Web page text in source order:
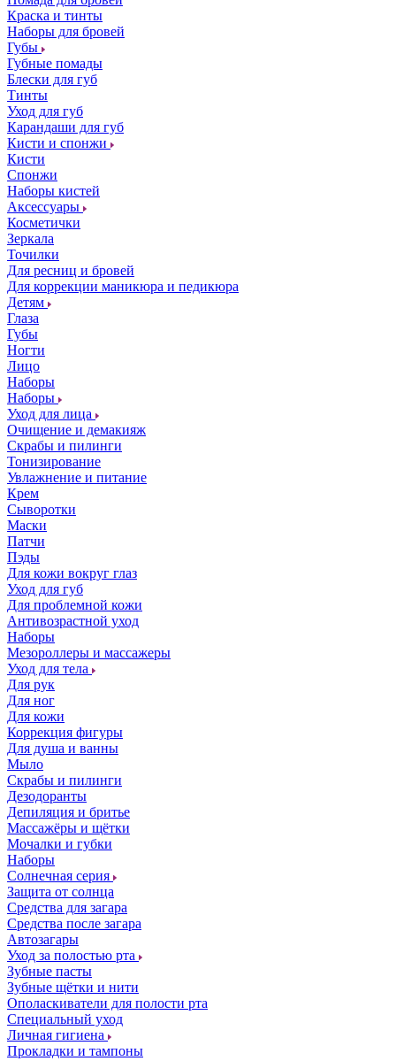
Краска и тинты
Наборы для бровей
Губы
Губные помады
Блески для губ
Тинты
Уход для губ
Карандаши для губ
Кисти и спонжи
Кисти
Спонжи
Наборы кистей
Аксессуары
Косметички
Зеркала
Точилки
Для ресниц и бровей
Для коррекции маникюра и педикюра
Детям
Глаза
Губы
Ногти
Лицо
Наборы
Наборы
Уход для лица
Очищение и демакияж
Скрабы и пилинги
Тонизирование
Увлажнение и питание
Крем
Сыворотки
Маски
Патчи
Пэды
Для кожи вокруг глаз
Уход для губ
Для проблемной кожи
Антивозрастной уход
Наборы
Мезороллеры и массажеры
Уход для тела
Для рук
Для ног
Для кожи
Коррекция фигуры
Для душа и ванны
Мыло
Скрабы и пилинги
Дезодоранты
Депиляция и бритье
Массажёры и щётки
Мочалки и губки
Наборы
Солнечная серия
Защита от солнца
Средства для загара
Средства после загара
Автозагары
Уход за полостью рта
Зубные пасты
Зубные щётки и нити
Ополаскиватели для полости рта
Специальный уход
Личная гигиена
Прокладки и тампоны